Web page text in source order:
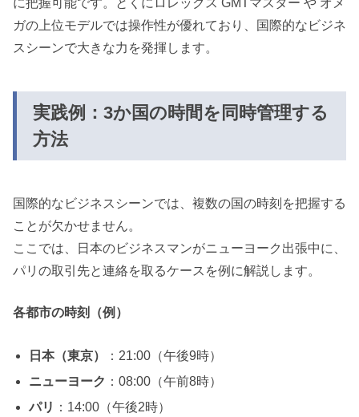
に把握可能です。とくにロレックス GMTマスター や オメ
ガの上位モデルでは操作性が優れており、国際的なビジネ
スシーンで大きな力を発揮します。
実践例：3か国の時間を同時管理する
方法
国際的なビジネスシーンでは、複数の国の時刻を把握する
ことが欠かせません。
ここでは、日本のビジネスマンがニューヨーク出張中に、
パリの取引先と連絡を取るケースを例に解説します。
各都市の時刻（例）
日本（東京）
：21:00（午後9時）
ニューヨーク ：08:00（午前8時）
パリ ：14:00（午後2時）